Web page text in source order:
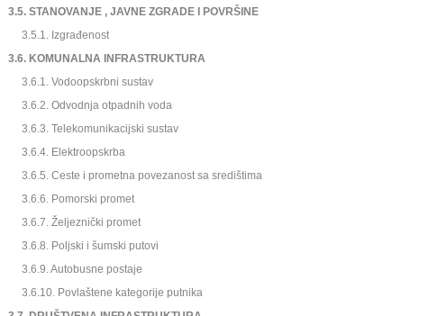
3.5. STANOVANJE , JAVNE ZGRADE I POVRŠINE
3.5.1. Izgrađenost
3.6. KOMUNALNA INFRASTRUKTURA
3.6.1. Vodoopskrbni sustav
3.6.2. Odvodnja otpadnih voda
3.6.3. Telekomunikacijski sustav
3.6.4. Elektroopskrba
3.6.5. Ceste i prometna povezanost sa središtima
3.6.6. Pomorski promet
3.6.7. Željeznički promet
3.6.8. Poljski i šumski putovi
3.6.9. Autobusne postaje
3.6.10. Povlaštene kategorije putnika